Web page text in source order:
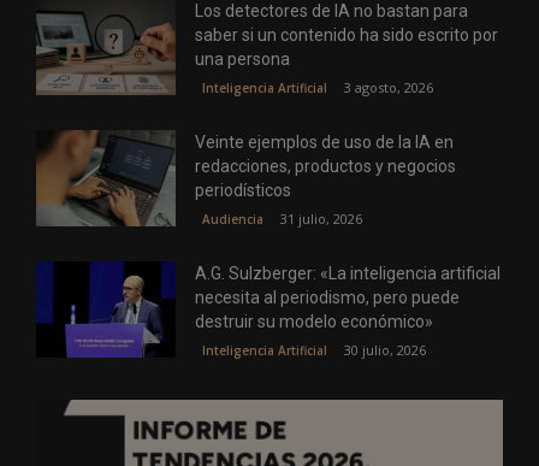
Los detectores de IA no bastan para
saber si un contenido ha sido escrito por
una persona
Inteligencia Artificial 3 agosto, 2026
Veinte ejemplos de uso de la IA en
redacciones, productos y negocios
periodísticos
Audiencia 31 julio, 2026
A.G. Sulzberger: «La inteligencia artificial
necesita al periodismo, pero puede
destruir su modelo económico»
Inteligencia Artificial 30 julio, 2026